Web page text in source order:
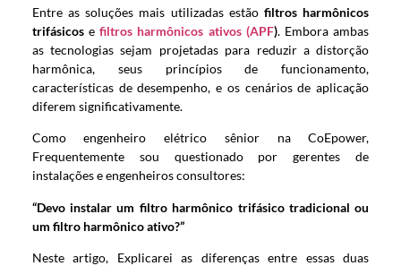
Entre as soluções mais utilizadas estão filtros harmônicos
trifásicosefiltros harmônicos ativos (APF). Embora ambas
as tecnologias sejam projetadas para reduzir a distorção
harmônica, seus princípios de funcionamento,
características de desempenho, e os cenários de aplicação
diferem significativamente.
Como engenheiro elétrico sênior na CoEpower,
Frequentemente sou questionado por gerentes de
instalações e engenheiros consultores:
“Devo instalar um filtro harmônico trifásico tradicional ou
um filtro harmônico ativo?”
Neste artigo, Explicarei as diferenças entre essas duas